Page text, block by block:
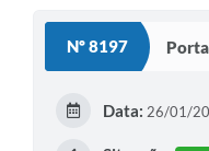
Nº 8197
Data: 26/01/